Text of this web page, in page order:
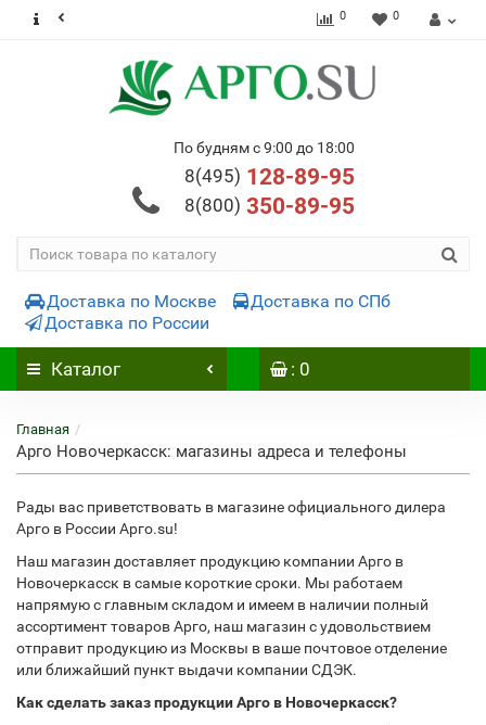
0 0
По будням с 9:00 до 18:00
8(495) 128-89-95
8(800) 350-89-95
Доставка по Москве
Доставка по СПб
Доставка по России
Каталог : 0
Главная
Арго Новочеркасск: магазины адреса и телефоны
Рады вас приветствовать в магазине официального дилера
Арго в России Арго.su!
Наш магазин доставляет продукцию компании Арго в
Новочеркасск в самые короткие сроки. Мы работаем
напрямую с главным складом и имеем в наличии полный
ассортимент товаров Арго, наш магазин с удовольствием
отправит продукцию из Москвы в ваше почтовое отделение
или ближайший пункт выдачи компании СДЭК.
Как сделать заказ продукции Арго в Новочеркасск?